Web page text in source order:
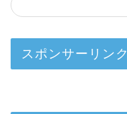
スポンサーリンク